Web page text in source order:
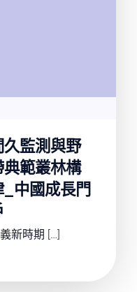
監測與野
範叢林構
中國成長門
新時期 […]